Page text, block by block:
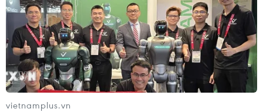
game Việt Nam đang gặp nhiều vướng mắc trong việc
đưa ra những bộ quy tắc và quy định pháp luật phù
hợp để phát triển.
vietnamplus.vn